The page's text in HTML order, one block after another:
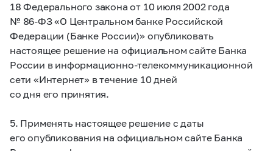
18 Федерального закона от 10 июля 2002 года
№ 86-ФЗ«О Центральном банке Российской
Федерации (Банке России)» опубликовать
настоящее решение на официальном сайте Банка
России в информационно-телекоммуникационной
сети «Интернет» в течение 10 дней
со дня его принятия.
5. Применять настоящее решение с даты
его опубликования на официальном сайте Банка